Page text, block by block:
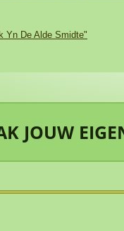
Yn De Alde Smidte"
JOUW